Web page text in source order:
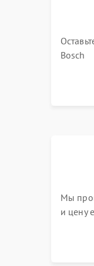
Bosch
Мы
и цену
о